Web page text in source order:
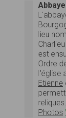
lieu
est
Ordre
l'église
Etienne
Photos